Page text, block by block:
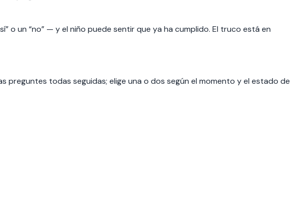
o un “no” — y el niño puede sentir que ya ha cumplido. El truco está en
preguntes todas seguidas; elige una o dos según el momento y el estado de